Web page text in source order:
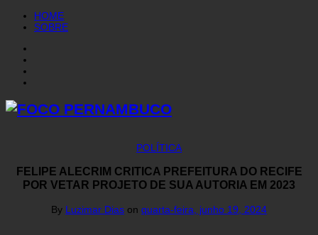
HOME
SOBRE
POLÍTICA
FELIPE ALECRIM CRITICA PREFEITURA DO RECIFE
POR VETAR PROJETO DE SUA AUTORIA EM 2023
By Luzimar Dias on quarta-feira, junho 19, 2024